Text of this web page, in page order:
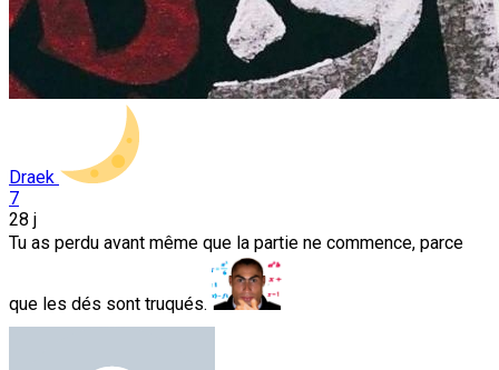
Draek
7
28 j
Tu as perdu avant même que la partie ne commence, parce
que les dés sont truqués.